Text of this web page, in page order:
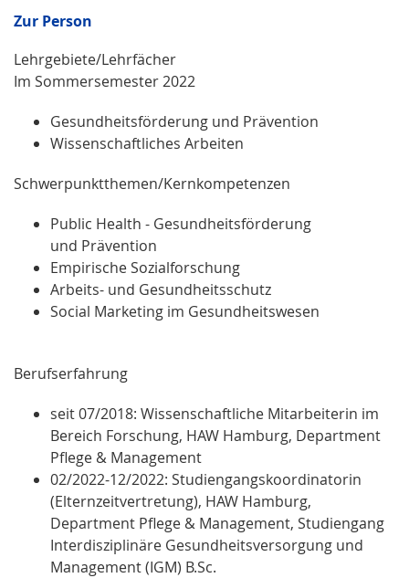
Zur Person
Lehrgebiete/Lehrfächer
Im Sommersemester 2022
Gesundheitsförderung und Prävention
Wissenschaftliches Arbeiten
Schwerpunktthemen/Kernkompetenzen
Public Health - Gesundheitsförderung
und Prävention
Empirische Sozialforschung
Arbeits- und Gesundheitsschutz
Social Marketing im Gesundheitswesen
Berufserfahrung
seit 07/2018: Wissenschaftliche Mitarbeiterin im
Bereich Forschung, HAW Hamburg, Department
Pflege & Management
02/2022-12/2022: Studiengangskoordinatorin
(Elternzeitvertretung), HAW Hamburg,
Department Pflege & Management, Studiengang
Interdisziplinäre Gesundheitsversorgung und
Management (IGM) B.Sc.